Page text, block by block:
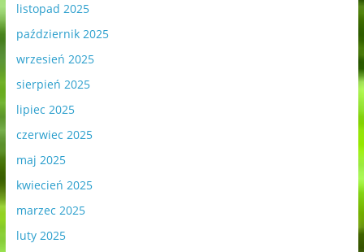
listopad 2025
październik 2025
wrzesień 2025
sierpień 2025
lipiec 2025
czerwiec 2025
maj 2025
kwiecień 2025
marzec 2025
luty 2025